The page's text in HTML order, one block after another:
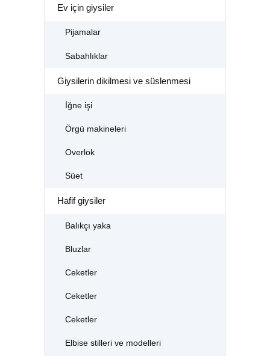
Ev için giysiler
Pijamalar
Sabahlıklar
Giysilerin dikilmesi ve süslenmesi
İğne işi
Örgü makineleri
Overlok
Süet
Hafif giysiler
Balıkçı yaka
Bluzlar
Ceketler
Ceketler
Ceketler
Elbise stilleri ve modelleri